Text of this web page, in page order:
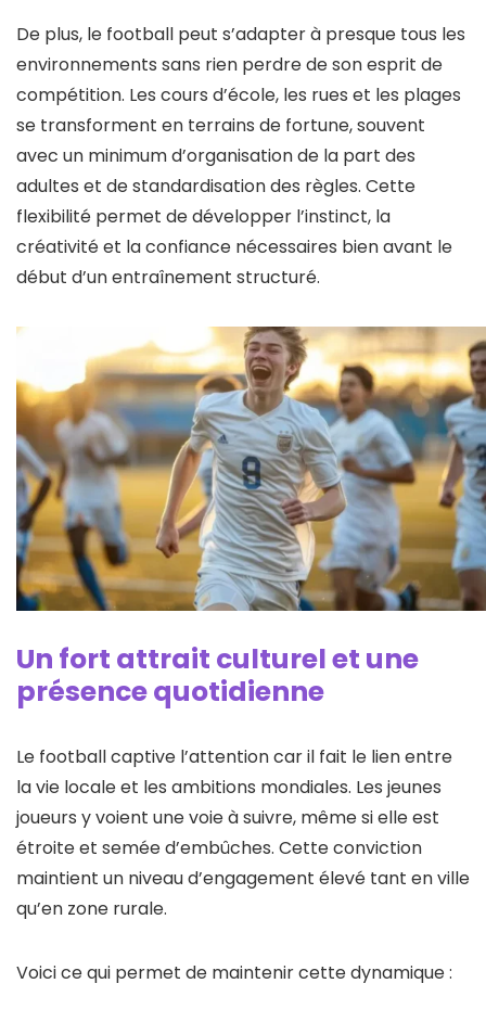
De plus, le football peut s’adapter à presque tous les
environnements sans rien perdre de son esprit de
compétition. Les cours d’école, les rues et les plages
se transforment en terrains de fortune, souvent
avec un minimum d’organisation de la part des
adultes et de standardisation des règles. Cette
flexibilité permet de développer l’instinct, la
créativité et la confiance nécessaires bien avant le
début d’un entraînement structuré.
Un fort attrait culturel et une
présence quotidienne
Le football captive l’attention car il fait le lien entre
la vie locale et les ambitions mondiales. Les jeunes
joueurs y voient une voie à suivre, même si elle est
étroite et semée d’embûches. Cette conviction
maintient un niveau d’engagement élevé tant en ville
qu’en zone rurale.
Voici ce qui permet de maintenir cette dynamique :